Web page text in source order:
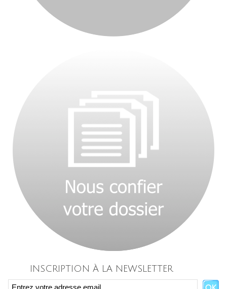
INSCRIPTION À LA NEWSLETTER